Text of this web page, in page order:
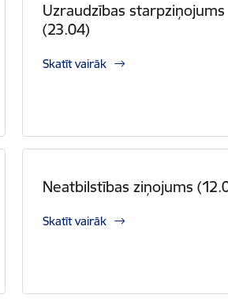
Uzraudzības starpziņojums
(23.04)
Skatīt vairāk
Neatbilstības ziņojums
Skatīt vairāk